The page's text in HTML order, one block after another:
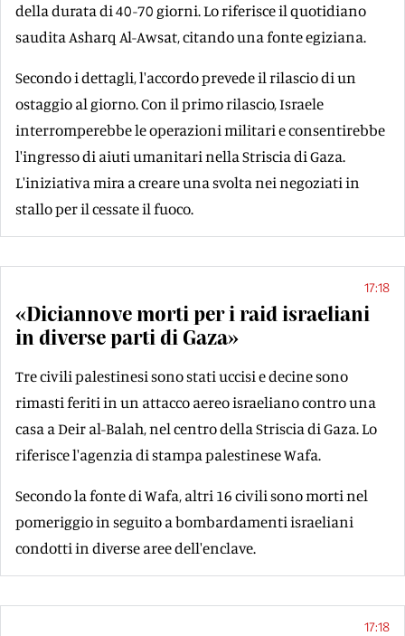
della durata di 40-70 giorni. Lo riferisce il quotidiano
saudita Asharq Al-Awsat, citando una fonte egiziana.
Secondo i dettagli, l'accordo prevede il rilascio di un
ostaggio al giorno. Con il primo rilascio, Israele
interromperebbe le operazioni militari e consentirebbe
l'ingresso di aiuti umanitari nella Striscia di Gaza.
L'iniziativa mira a creare una svolta nei negoziati in
stallo per il cessate il fuoco.
17:18
«Diciannove morti per i raid israeliani
in diverse parti di Gaza»
Tre civili palestinesi sono stati uccisi e decine sono
rimasti feriti in un attacco aereo israeliano contro una
casa a Deir al-Balah, nel centro della Striscia di Gaza. Lo
riferisce l'agenzia di stampa palestinese Wafa.
Secondo la fonte di Wafa, altri 16 civili sono morti nel
pomeriggio in seguito a bombardamenti israeliani
condotti in diverse aree dell'enclave.
17:18